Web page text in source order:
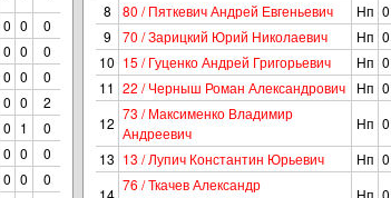
0 0
0
0 0
0
0 0
0
0 0
2
0 1
0
0 0
0
0 0
0
8
80 / Пяткевич Андрей Евгеньевич Нп 0
9
70 / Зарицкий Юрий Николаевич Нп 0
10 15 / Гуценко Андрей Григорьевич Нп 0
11 22 / Черныш Роман Александрович Нп 0
12
73 / Максименко Владимир
Андреевич
Нп 0
13 13 / Лупич Константин Юрьевич Нп 0
14
76 / Ткачев Александр
Нп 0